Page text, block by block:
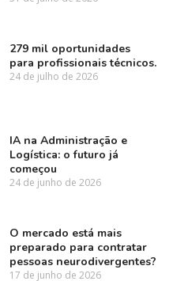
279 mil oportunidades
para profissionais técnicos.
24 de julho de 2026
IA na Administração e
Logística: o futuro já
começou
24 de junho de 2026
O mercado está mais
preparado para contratar
pessoas neurodivergentes?
17 de junho de 2026